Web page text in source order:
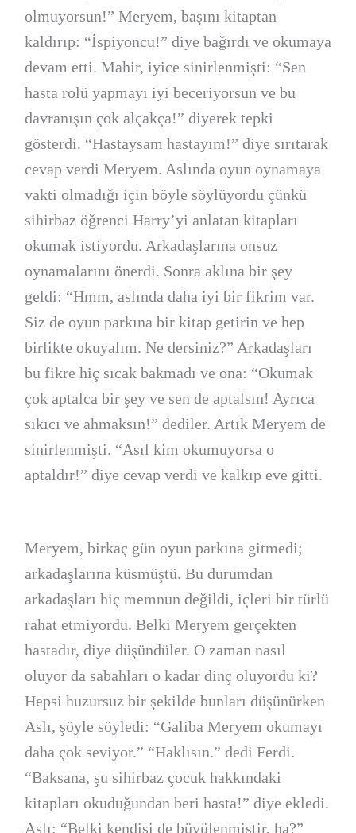
olmuyorsun!” Meryem, başını kitaptan
kaldırıp: “İspiyoncu!” diye bağırdı ve okumaya
devam etti. Mahir, iyice sinirlenmişti: “Sen
hasta rolü yapmayı iyi beceriyorsun ve bu
davranışın çok alçakça!” diyerek tepki
gösterdi. “Hastaysam hastayım!” diye sırıtarak
cevap verdi Meryem. Aslında oyun oynamaya
vakti olmadığı için böyle söylüyordu çünkü
sihirbaz öğrenci Harry’yi anlatan kitapları
okumak istiyordu. Arkadaşlarına onsuz
oynamalarını önerdi. Sonra aklına bir şey
geldi: “Hmm, aslında daha iyi bir fikrim var.
Siz de oyun parkına bir kitap getirin ve hep
birlikte okuyalım. Ne dersiniz?” Arkadaşları
bu fikre hiç sıcak bakmadı ve ona: “Okumak
çok aptalca bir şey ve sen de aptalsın! Ayrıca
sıkıcı ve ahmaksın!” dediler. Artık Meryem de
sinirlenmişti. “Asıl kim okumuyorsa o
aptaldır!” diye cevap verdi ve kalkıp eve gitti.
Meryem, birkaç gün oyun parkına gitmedi;
arkadaşlarına küsmüştü. Bu durumdan
arkadaşları hiç memnun değildi, içleri bir türlü
rahat etmiyordu. Belki Meryem gerçekten
hastadır, diye düşündüler. O zaman nasıl
oluyor da sabahları o kadar dinç oluyordu ki?
Hepsi huzursuz bir şekilde bunları düşünürken
Aslı, şöyle söyledi: “Galiba Meryem okumayı
daha çok seviyor.” “Haklısın.” dedi Ferdi.
“Baksana, şu sihirbaz çocuk hakkındaki
kitapları okuduğundan beri hasta!” diye ekledi.
Aslı: “Belki kendisi de büyülenmiştir, ha?”